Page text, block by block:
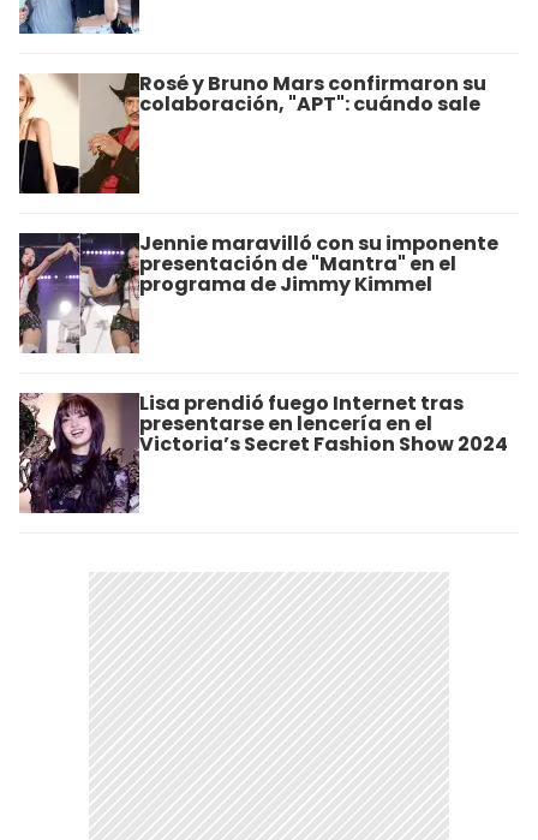
Rosé y Bruno Mars confirmaron su
colaboración, "APT": cuándo sale
Jennie maravilló con su imponente
presentación de "Mantra" en el
programa de Jimmy Kimmel
Lisa prendió fuego Internet tras
presentarse en lencería en el
Victoria’s Secret Fashion Show 2024